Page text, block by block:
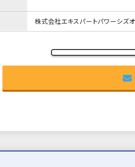
株式会社エキスパートパワーシ